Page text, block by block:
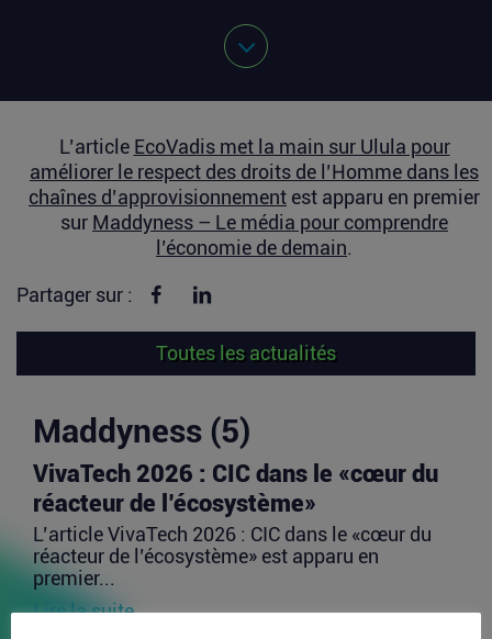
L’article EcoVadis met la main sur Ulula pour
améliorer le respect des droits de l’Homme dans les
chaînes d’approvisionnement est apparu en premier
sur Maddyness – Le média pour comprendre
l’économie de demain.
Partager sur : Partager sur Facebook
Toutes les actualités
Maddyness (5)
VivaTech 2026 : CIC dans le «cœur du
réacteur de l’écosystème»
L’article VivaTech 2026 : CIC dans le «cœur du
réacteur de l’écosystème» est apparu en
premier...
Lire la suite